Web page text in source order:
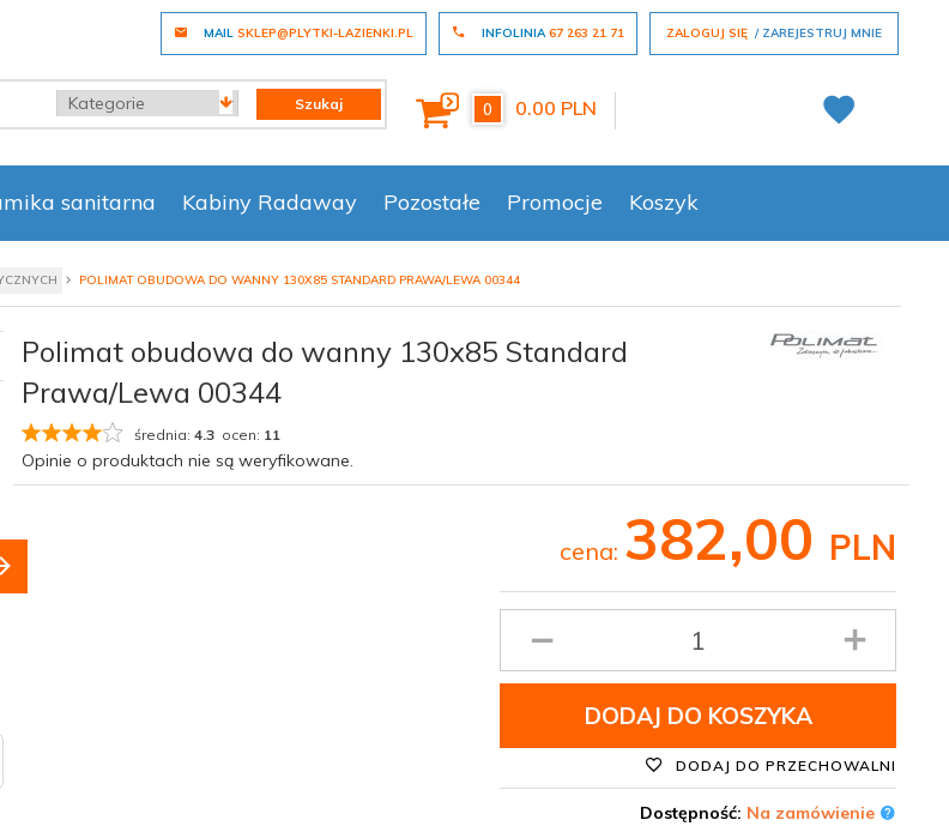
MAIL SKLEP@PLYTKI-LAZIENKI.PL INFOLINIA67 263 21 71 ZALOGUJ SIĘ ZAREJESTRUJ MNIE
categories_searcher Szukaj 0 0.00 PLN
sanitarna Kabiny Radaway Pozostałe Promocje Koszyk
POLIMAT OBUDOWA DO WANNY 130X85 STANDARD PRAWA/LEWA 00344
Polimat obudowa do wanny 130x85 Standard
Prawa/Lewa 00344
średnia:4.3 ocen: 11
Opinie o produktach nie są weryfikowane.
cena: 382,00 PLN
produktu
DODAJ DO KOSZYKA
DODAJ DO PRZECHOWALNI
Dostępność: Na zamówienie